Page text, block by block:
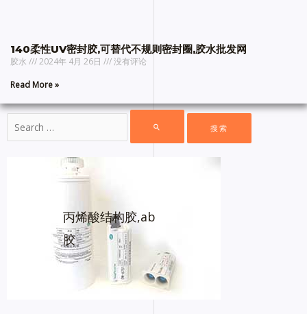
140柔性UV密封胶,可替代不规则密封圈,胶水批发网
胶水 2024年 4月 26日
没有评论
Read More »
丙烯酸结构胶,ab
胶